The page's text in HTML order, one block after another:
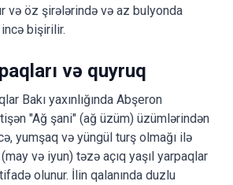
və öz şirələrində və az bulyonda
bişirilir.
və quyruq
Bakı yaxınlığında Abşeron
"Ağ şani" (ağ üzüm) üzümlərindən
yumşaq və yüngül turş olmağı ilə
və iyun) təzə açıq yaşıl yarpaqlar
olunur. İlin qalanında duzlu